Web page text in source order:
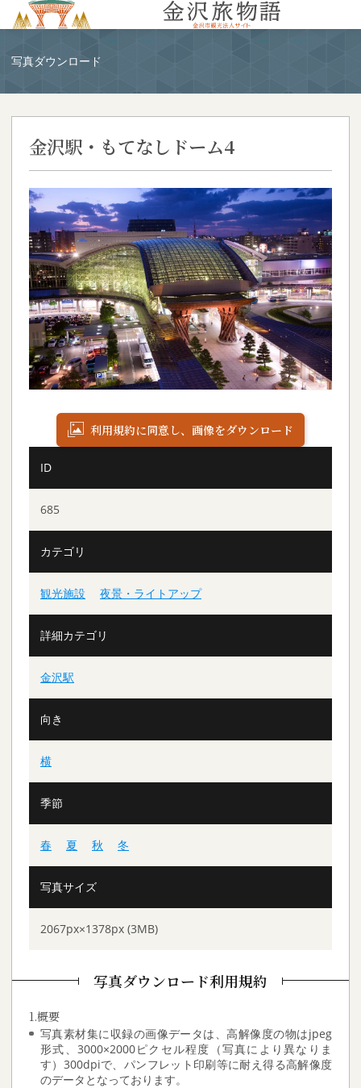
写真ダウンロード
金沢駅・もてなしドーム4
利用規約に同意し、画像をダウンロード
ID
685
カテゴリ
観光施設 夜景・ライトアップ
詳細カテゴリ
金沢駅
向き
横
季節
春 夏 秋 冬
写真サイズ
2067px×1378px (3MB)
写真ダウンロード利用規約
1.概要
写真素材集に収録の画像データは、高解像度の物はjpeg
形式、3000×2000ピクセル程度（写真により異なりま
す）300dpiで、パンフレット印刷等に耐え得る高解像度
のデータとなっております。